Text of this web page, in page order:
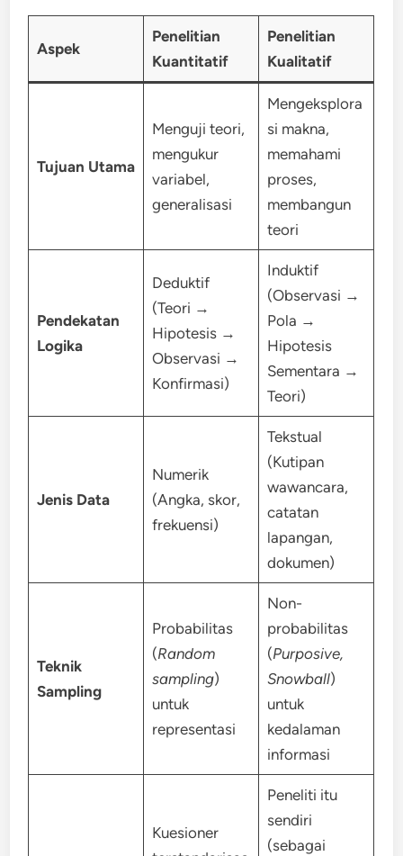
Aspek
Penelitian
Kuantitatif
Penelitian
Kualitatif
Tujuan Utama
Menguji teori,
mengukur
variabel,
generalisasi
Mengeksplora
si makna,
memahami
proses,
membangun
teori
Pendekatan
Logika
Deduktif
(Teori →
Hipotesis →
Observasi →
Konfirmasi)
Induktif
(Observasi →
Pola →
Hipotesis
Sementara →
Teori)
Jenis Data
Numerik
(Angka, skor,
frekuensi)
Tekstual
(Kutipan
wawancara,
catatan
lapangan,
dokumen)
Teknik
Sampling
Probabilitas
(Random
sampling)
untuk
representasi
Non-
probabilitas
(Purposive,
Snowball)
untuk
kedalaman
informasi
Kuesioner
Peneliti itu
sendiri
(sebagai